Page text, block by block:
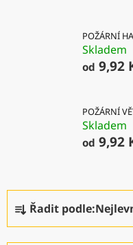
POŽÁRNÍ
Skladem
od 9,92
POŽÁRNÍ
Skladem
od 9,92
Ř
z
Řadit podle: